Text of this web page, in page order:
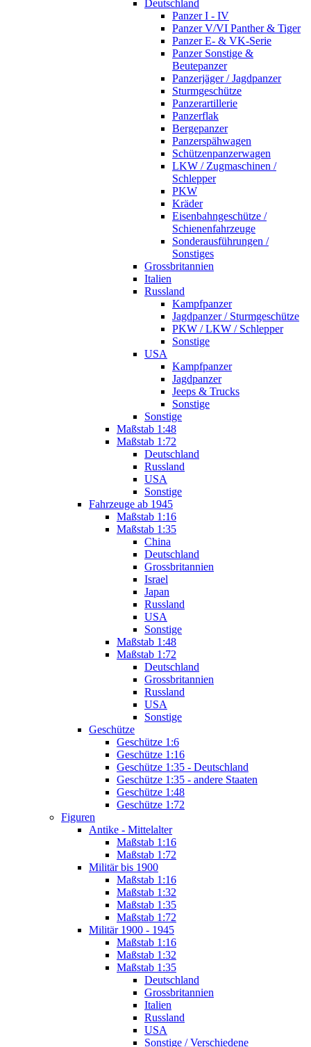
Deutschland
Panzer I - IV
Panzer V/VI Panther & Tiger
Panzer E- & VK-Serie
Panzer Sonstige &
Beutepanzer
Panzerjäger / Jagdpanzer
Sturmgeschütze
Panzerartillerie
Panzerflak
Bergepanzer
Panzerspähwagen
Schützenpanzerwagen
LKW / Zugmaschinen /
Schlepper
PKW
Kräder
Eisenbahngeschütze /
Schienenfahrzeuge
Sonderausführungen /
Sonstiges
Grossbritannien
Italien
Russland
Kampfpanzer
Jagdpanzer / Sturmgeschütze
PKW / LKW / Schlepper
Sonstige
USA
Kampfpanzer
Jagdpanzer
Jeeps & Trucks
Sonstige
Sonstige
Maßstab 1:48
Maßstab 1:72
Deutschland
Russland
USA
Sonstige
Fahrzeuge ab 1945
Maßstab 1:16
Maßstab 1:35
China
Deutschland
Grossbritannien
Israel
Japan
Russland
USA
Sonstige
Maßstab 1:48
Maßstab 1:72
Deutschland
Grossbritannien
Russland
USA
Sonstige
Geschütze
Geschütze 1:6
Geschütze 1:16
Geschütze 1:35 - Deutschland
Geschütze 1:35 - andere Staaten
Geschütze 1:48
Geschütze 1:72
Figuren
Antike - Mittelalter
Maßstab 1:16
Maßstab 1:72
Militär bis 1900
Maßstab 1:16
Maßstab 1:32
Maßstab 1:35
Maßstab 1:72
Militär 1900 - 1945
Maßstab 1:16
Maßstab 1:32
Maßstab 1:35
Deutschland
Grossbritannien
Italien
Russland
USA
Sonstige / Verschiedene